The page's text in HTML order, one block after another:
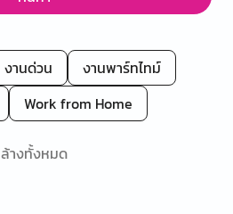
งานด่วน
งานพาร์ทไทม์
Work from Home
ล้างทั้งหมด